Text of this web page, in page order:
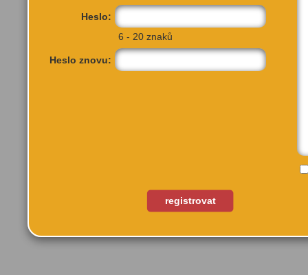
Heslo:
6 - 20 znaků
Heslo znovu:
registrovat